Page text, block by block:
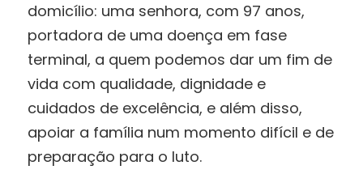
domicílio: uma senhora, com 97 anos,
portadora de uma doença em fase
terminal, a quem podemos dar um fim de
vida com qualidade, dignidade e
cuidados de excelência, e além disso,
apoiar a família num momento difícil e de
preparação para o luto.